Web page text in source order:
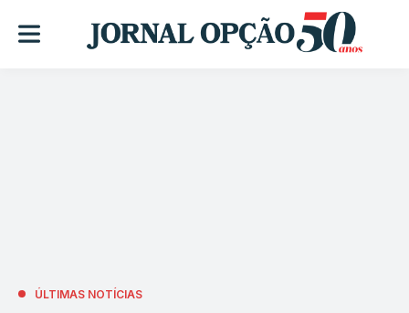
ÚLTIMAS NOTÍCIAS